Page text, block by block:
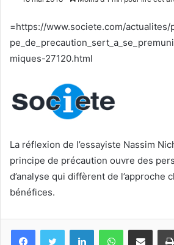
=https://www.societe.com/actualites/
miques-27120.html
La réflexion de l’essayiste Nassim
principe de précaution ouvre des
d’analyse qui diffèrent de l’approche
bénéfices.
FacebookTwitter LinkedinWhatsApp
Partagez par mail